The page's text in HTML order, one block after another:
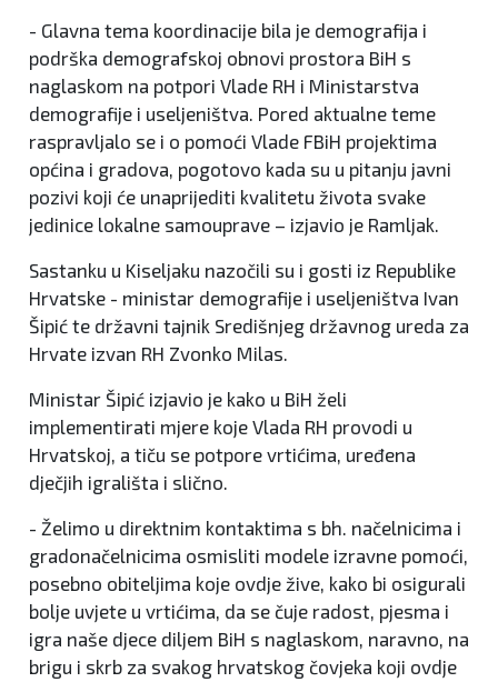
- Glavna tema koordinacije bila je demografija i
podrška demografskoj obnovi prostora BiH s
naglaskom na potpori Vlade RH i Ministarstva
demografije i useljeništva. Pored aktualne teme
raspravljalo se i o pomoći Vlade FBiH projektima
općina i gradova, pogotovo kada su u pitanju javni
pozivi koji će unaprijediti kvalitetu života svake
jedinice lokalne samouprave – izjavio je Ramljak.
Sastanku u Kiseljaku nazočili su i gosti iz Republike
Hrvatske - ministar demografije i useljeništva Ivan
Šipić te državni tajnik Središnjeg državnog ureda za
Hrvate izvan RH Zvonko Milas.
Ministar Šipić izjavio je kako u BiH želi
implementirati mjere koje Vlada RH provodi u
Hrvatskoj, a tiču se potpore vrtićima, uređena
dječjih igrališta i slično.
- Želimo u direktnim kontaktima s bh. načelnicima i
gradonačelnicima osmisliti modele izravne pomoći,
posebno obiteljima koje ovdje žive, kako bi osigurali
bolje uvjete u vrtićima, da se čuje radost, pjesma i
igra naše djece diljem BiH s naglaskom, naravno, na
brigu i skrb za svakog hrvatskog čovjeka koji ovdje